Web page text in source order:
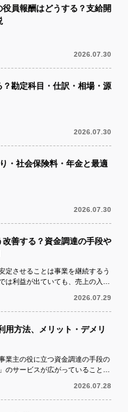
員報酬はどうする？支給開
2026.07.30
勘定科目・仕訳・相場・源
2026.07.30
・社会保険料・年金と最適
2026.07.30
善する？資金調達の手段や
定させることは事業を継続するう
は利益が出ていても、売上の入金
2026.07.29
用方法、メリット・デメリ
業主の役に立つ資金調達の手段の
のサービスが広がっていることを
2026.07.28